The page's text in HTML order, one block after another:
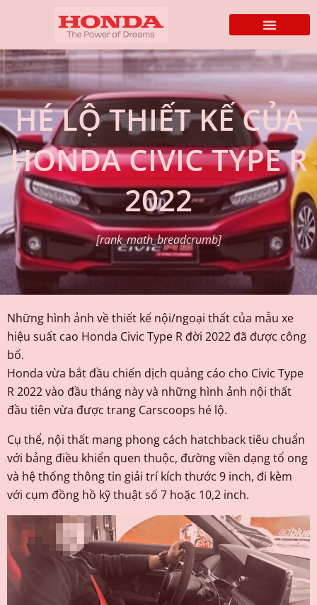
HÉ LỘ THIẾT KẾ CỦA
HONDA CIVIC TYPE R
2022
[rank_math_breadcrumb]
Những hình ảnh về thiết kế nội/ngoại thất của mẫu xe
hiệu suất cao Honda Civic Type R đời 2022 đã được công
bố.
Honda vừa bắt đầu chiến dịch quảng cáo cho Civic Type
R 2022 vào đầu tháng này và những hình ảnh nội thất
đầu tiên vừa được trang Carscoops hé lộ.
Cụ thể, nội thất mang phong cách hatchback tiêu chuẩn
với bảng điều khiển quen thuộc, đường viền dạng tổ ong
và hệ thống thông tin giải trí kích thước 9 inch, đi kèm
với cụm đồng hồ kỹ thuật số 7 hoặc 10,2 inch.